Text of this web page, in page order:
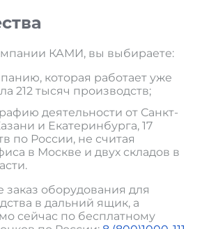
КАМИ, вы выбираете:
которая работает уже
212 тысяч производств;
деятельности от Санкт-
и Екатеринбурга, 17
по России, не считая
в Москве и двух складов в
заказ оборудования для
в дальний ящик, а
сейчас по бесплатному